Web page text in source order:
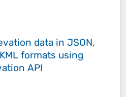
data in JSON,
formats using
API